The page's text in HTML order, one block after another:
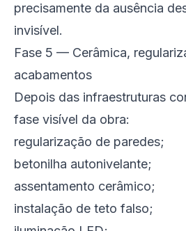
precisamente da ausência
invisível.
Fase 5 — Cerâmica,
acabamentos
Depois das infraestruturas
fase visível da obra:
regularização de paredes;
betonilha autonivelante;
assentamento cerâmico;
instalação de teto falso;